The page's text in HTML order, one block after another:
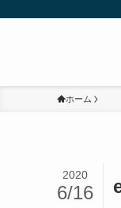
ホーム
2020
6/16